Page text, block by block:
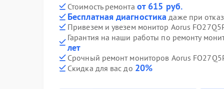
Стоимость ремонта от 615 руб.
Бесплатная диагностика даже при
Привезем и увезем монитор Aorus
Гарантия на наши работы по ремонту
лет
Срочный ремонт мониторов Aorus
Скидка для вас до 20%